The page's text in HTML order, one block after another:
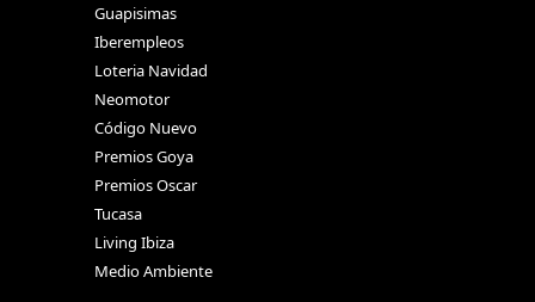
Guapisimas
Iberempleos
Loteria Navidad
Neomotor
Código Nuevo
Premios Goya
Premios Oscar
Tucasa
Living Ibiza
Medio Ambiente